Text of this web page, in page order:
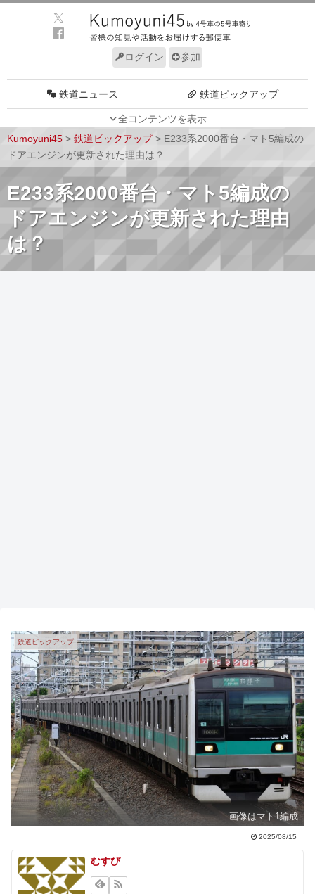
ログイン 参加
全コンテンツを表示
鉄道ニュース 鉄道ピックアップ
車両技術
ルール サイトについて
Kumoyuni45 > 鉄道ピックアップ> E233系2000番台・マト5編成の
ドアエンジンが更新された理由は？
E233系2000番台・マト5編成の
ドアエンジンが更新された理由
は？
鉄道ピックアップ
画像はマト1編成
2025/08/15
むすび